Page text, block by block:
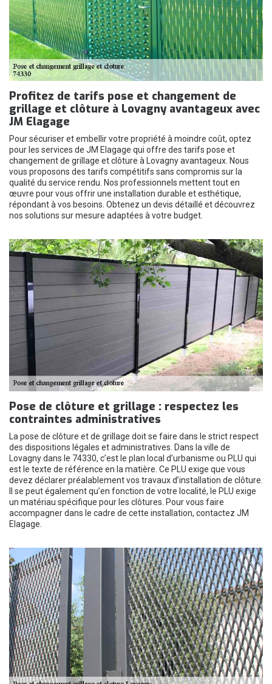
Profitez de tarifs pose et changement de
grillage et clôture à Lovagny avantageux avec
JM Elagage
Pour sécuriser et embellir votre propriété à moindre coût, optez
pour les services de JM Elagage qui offre des tarifs pose et
changement de grillage et clôture à Lovagny avantageux. Nous
vous proposons des tarifs compétitifs sans compromis sur la
qualité du service rendu. Nos professionnels mettent tout en
œuvre pour vous offrir une installation durable et esthétique,
répondant à vos besoins. Obtenez un devis détaillé et découvrez
nos solutions sur mesure adaptées à votre budget.
Pose de clôture et grillage : respectez les
contraintes administratives
La pose de clôture et de grillage doit se faire dans le strict respect
des dispositions légales et administratives. Dans la ville de
Lovagny dans le 74330, c’est le plan local d’urbanisme ou PLU qui
est le texte de référence en la matière. Ce PLU exige que vous
devez déclarer préalablement vos travaux d’installation de clôture.
Il se peut également qu’en fonction de votre localité, le PLU exige
un matériau spécifique pour les clôtures. Pour vous faire
accompagner dans le cadre de cette installation, contactez JM
Elagage.